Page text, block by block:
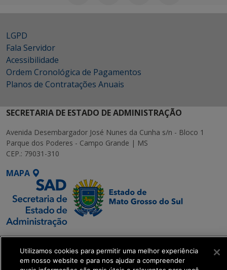
LGPD
Fala Servidor
Acessibilidade
Ordem Cronológica de Pagamentos
Planos de Contratações Anuais
SECRETARIA DE ESTADO DE ADMINISTRAÇÃO
Avenida Desembargador José Nunes da Cunha s/n - Bloco 1
Parque dos Poderes - Campo Grande | MS
CEP.: 79031-310
MAPA
SETDIG | Secretaria-
Executiva de
Transformação Digital
Utilizamos cookies para permitir uma melhor experiência
em nosso website e para nos ajudar a compreender